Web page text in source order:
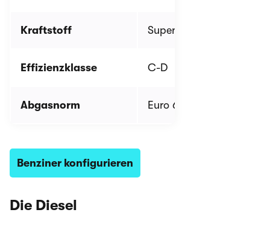
Kraftstoff Super
Effizienzklasse C-D
Abgasnorm Euro 6 d
Benziner konfigurieren
Die Diesel